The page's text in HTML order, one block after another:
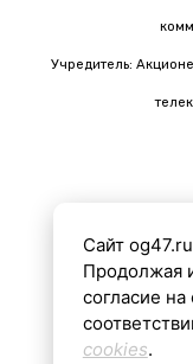
Учредитель:
Все материалы
Сайт
Продолжая
согласие
cookies.